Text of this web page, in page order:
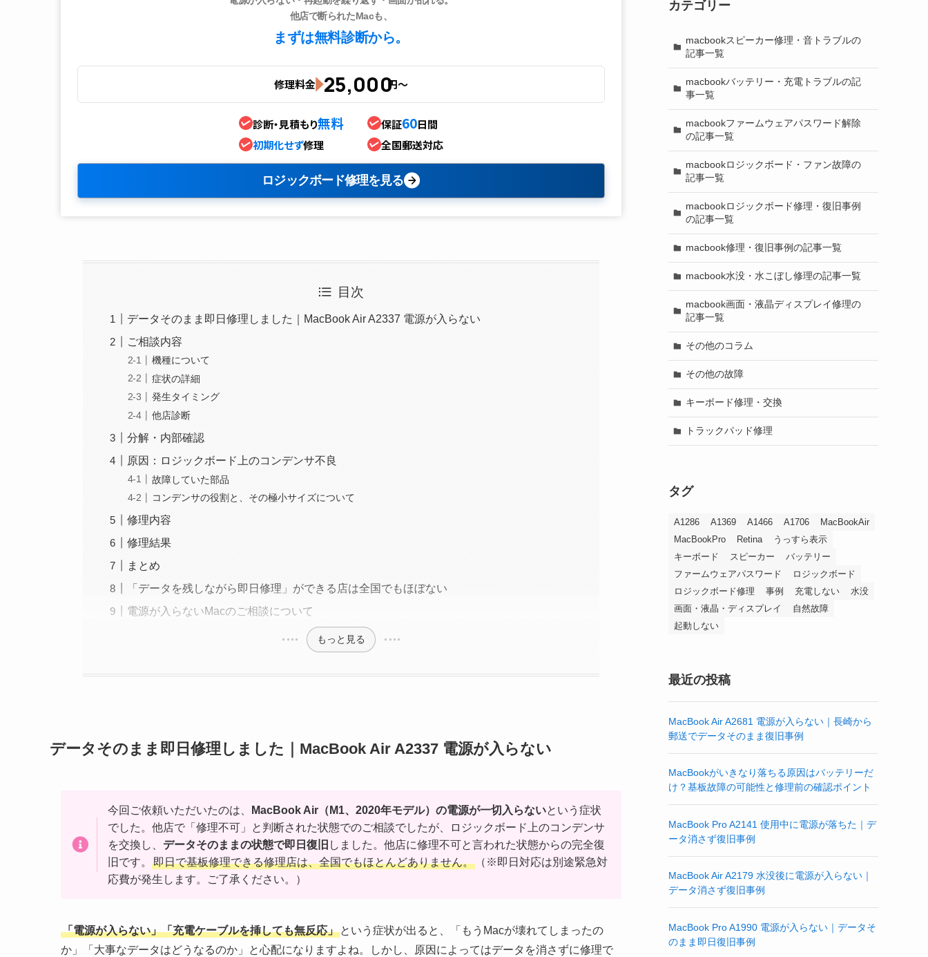
他店で断られたMacも、
まずは無料診断から。
修理料金 25,000円〜
診断・見積もり無料 保証60日間
初期化せず修理 全国郵送対応
ロジックボード修理を見る
目次
データそのまま即日修理しました｜MacBook Air A2337 電源が入らない
ご相談内容
機種について
症状の詳細
発生タイミング
他店診断
分解・内部確認
原因：ロジックボード上のコンデンサ不良
故障していた部品
コンデンサの役割と、その極小サイズについて
修理内容
修理結果
まとめ
「データを残しながら即日修理」ができる店は全国でもほぼない
電源が入らないMacのご相談について
もっと見る
データそのまま即日修理しました｜MacBook Air A2337 電源が入らない
今回ご依頼いただいたのは、 MacBook Air（M1、2020年モデル）の電源が一切入らないという症状
でした。他店で「修理不可」と判断された状態でのご相談でしたが、ロジックボード上のコンデンサ
を交換し、 データそのままの状態で即日復旧 しました。他店に修理不可と言われた状態からの完全復
旧です。
即日で基板修理できる修理店は、全国でもほとんどありません。
（※即日対応は別途緊急対
応費が発生します。ご了承ください。）
「電源が入らない」「充電ケーブルを挿しても無反応」 という症状が出ると、「もうMacが壊れてしまったの
か」「大事なデータはどうなるのか」と心配になりますよね。しかし、原因によってはデータを消さずに修理で
カテゴリー
macbookスピーカー修理・音トラブルの
記事一覧
macbookバッテリー・充電トラブルの記
事一覧
macbookファームウェアパスワード解除
の記事一覧
macbookロジックボード・ファン故障の
記事一覧
macbookロジックボード修理・復旧事例
の記事一覧
macbook修理・復旧事例の記事一覧
macbook水没・水こぼし修理の記事一覧
macbook画面・液晶ディスプレイ修理の
記事一覧
その他のコラム
その他の故障
キーボード修理・交換
トラックパッド修理
タグ
A1286 A1369 A1466 A1706
MacBookAir
MacBookPro
Retina
うっすら表示
キーボード
スピーカー
バッテリー
ファームウェアパスワード
ロジックボード
ロジックボード修理
事例 充電しない
水没
画面・液晶・ディスプレイ
自然故障
起動しない
最近の投稿
MacBook Air A2681 電源が入らない｜長崎から
郵送でデータそのまま復旧事例
MacBookがいきなり落ちる原因はバッテリーだ
け？基板故障の可能性と修理前の確認ポイント
MacBook Pro A2141 使用中に電源が落ちた｜デ
ータ消さず復旧事例
MacBook Air A2179 水没後に電源が入らない｜
データ消さず復旧事例
MacBook Pro A1990 電源が入らない｜データそ
のまま即日復旧事例